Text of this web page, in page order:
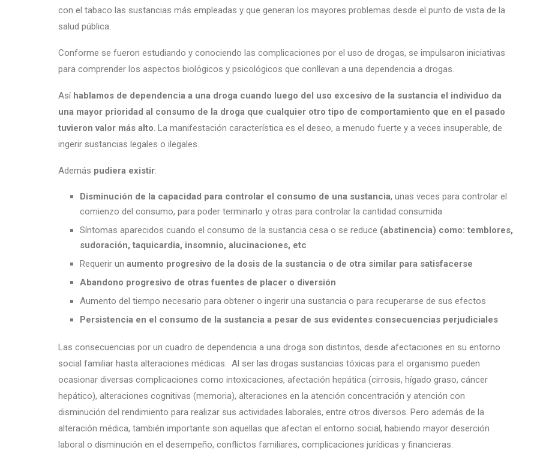
con el tabaco las sustancias más empleadas y que generan los mayores problemas desde el punto de vista de la
salud pública.
Conforme se fueron estudiando y conociendo las complicaciones por el uso de drogas, se impulsaron iniciativas
para comprender los aspectos biológicos y psicológicos que conllevan a una dependencia a drogas.
Así hablamos de dependencia a una droga cuando luego del uso excesivo de la sustancia el individuo da
una mayor prioridad al consumo de la droga que cualquier otro tipo de comportamiento que en el pasado
tuvieron valor más alto. La manifestación característica es el deseo, a menudo fuerte y a veces insuperable, de
ingerir sustancias legales o ilegales.
Además pudiera existir:
Disminución de la capacidad para controlar el consumo de una sustancia, unas veces para controlar el
comienzo del consumo, para poder terminarlo y otras para controlar la cantidad consumida
Síntomas aparecidos cuando el consumo de la sustancia cesa o se reduce (abstinencia) como: temblores,
sudoración, taquicardia, insomnio, alucinaciones, etc
Requerir un aumento progresivo de la dosis de la sustancia o de otra similar para satisfacerse
Abandono progresivo de otras fuentes de placer o diversión
Aumento del tiempo necesario para obtener o ingerir una sustancia o para recuperarse de sus efectos
Persistencia en el consumo de la sustancia a pesar de sus evidentes consecuencias perjudiciales
Las consecuencias por un cuadro de dependencia a una droga son distintos, desde afectaciones en su entorno
social familiar hasta alteraciones médicas. Al ser las drogas sustancias tóxicas para el organismo pueden
ocasionar diversas complicaciones como intoxicaciones, afectación hepática (cirrosis, hígado graso, cáncer
hepático), alteraciones cognitivas (memoria), alteraciones en la atención concentración y atención con
disminución del rendimiento para realizar sus actividades laborales, entre otros diversos. Pero además de la
alteración médica, también importante son aquellas que afectan el entorno social, habiendo mayor deserción
laboral o disminución en el desempeño, conflictos familiares, complicaciones jurídicas y financieras.